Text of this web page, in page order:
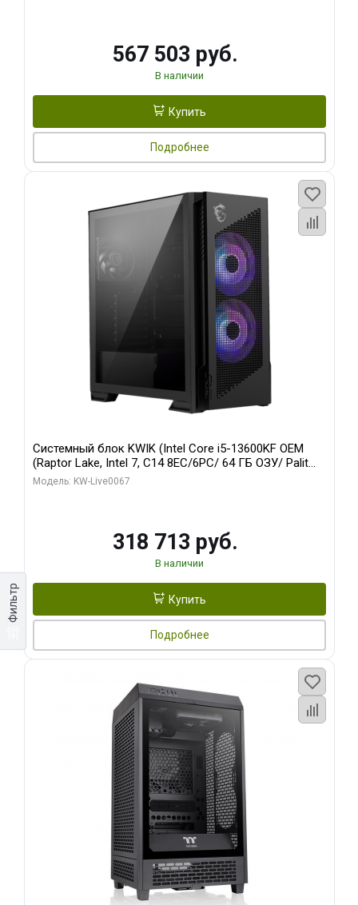
Фильтр
567 503 руб.
В наличии
Купить
Подробнее
Системный блок KWIK (Intel Core i5-13600KF OEM
(Raptor Lake, Intel 7, C14 8EC/6PC/ 64 ГБ ОЗУ/ Palit
RTX5080 GAMINGPRO OC 16GB GDDR7 256bit 3xDP
Модель: KW-Live0067
318 713 руб.
В наличии
Купить
Подробнее